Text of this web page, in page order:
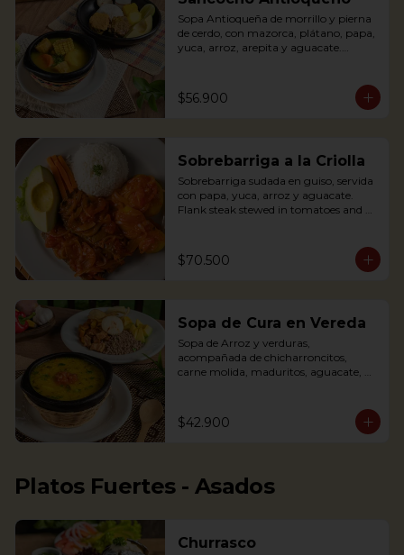
Sopa Antioqueña de morrillo y pierna
de cerdo, con mazorca, plátano, papa,
yuca, arroz, arepita y aguacate.
*Disponible solo los fines de semana
(Sábados, domingos y festivos)
accompanied with rice and avocado
(avaliable only weekends and holidays)
$56.900
Sobrebarriga a la Criolla
Sobrebarriga sudada en guiso, servida
con papa, yuca, arroz y aguacate.
Flank steak stewed in tomatoes and
$70.500
Sopa de Cura en Vereda
Sopa de Arroz y verduras,
acompañada de chicharroncitos,
carne molida, maduritos, aguacate,
Delicious Rice Soup with vegetables,
served with minced meat, sweet
$42.900
Platos Fuertes - Asados
Churrasco